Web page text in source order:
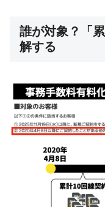
誰が対象？「
解する